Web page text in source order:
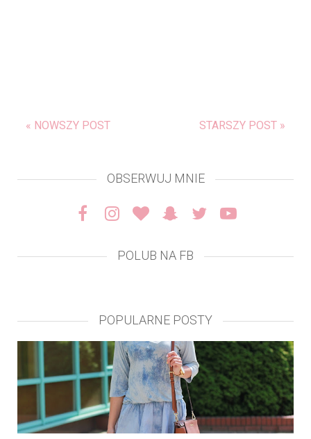
« NOWSZY POST STARSZY POST »
OBSERWUJ MNIE
POLUB NA FB
POPULARNE POSTY